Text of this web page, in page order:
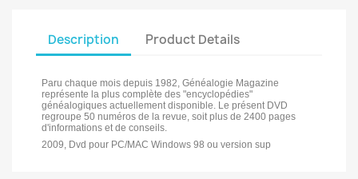
Description Product Details
Paru chaque mois depuis 1982, Généalogie Magazine
représente la plus complète des "encyclopédies"
généalogiques actuellement disponible. Le présent DVD
regroupe 50 numéros de la revue, soit plus de 2400 pages
d'informations et de conseils.
2009, Dvd pour PC/MAC Windows 98 ou version sup